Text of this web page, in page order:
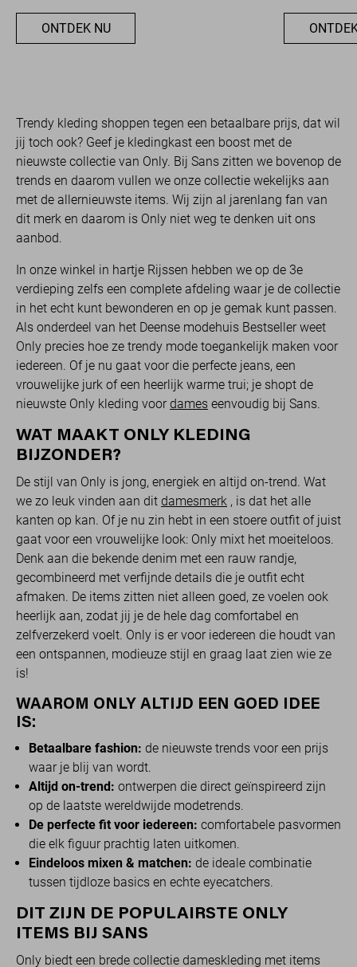
ONTDEK NU
Trendy kleding shoppen tegen een betaalbare prijs, dat wil
jij toch ook? Geef je kledingkast een boost met de
nieuwste collectie van Only. Bij Sans zitten we bovenop de
trends en daarom vullen we onze collectie wekelijks aan
met de allernieuwste items. Wij zijn al jarenlang fan van
dit merk en daarom is Only niet weg te denken uit ons
aanbod.
In onze winkel in hartje Rijssen hebben we op de 3e
verdieping zelfs een complete afdeling waar je de collectie
in het echt kunt bewonderen en op je gemak kunt passen.
Als onderdeel van het Deense modehuis Bestseller weet
Only precies hoe ze trendy mode toegankelijk maken voor
iedereen. Of je nu gaat voor die perfecte jeans, een
vrouwelijke jurk of een heerlijk warme trui; je shopt de
nieuwste Only kleding voor dames eenvoudig bij Sans.
WAT MAAKT ONLY KLEDING
BIJZONDER?
De stijl van Only is jong, energiek en altijd on-trend. Wat
we zo leuk vinden aan dit damesmerk , is dat het alle
kanten op kan. Of je nu zin hebt in een stoere outfit of juist
gaat voor een vrouwelijke look: Only mixt het moeiteloos.
Denk aan die bekende denim met een rauw randje,
gecombineerd met verfijnde details die je outfit echt
afmaken. De items zitten niet alleen goed, ze voelen ook
heerlijk aan, zodat jij je de hele dag comfortabel en
zelfverzekerd voelt. Only is er voor iedereen die houdt van
een ontspannen, modieuze stijl en graag laat zien wie ze
is!
WAAROM ONLY ALTIJD EEN GOED IDEE
IS:
Betaalbare fashion: de nieuwste trends voor een prijs
waar je blij van wordt.
Altijd on-trend: ontwerpen die direct geïnspireerd zijn
op de laatste wereldwijde modetrends.
De perfecte fit voor iedereen: comfortabele pasvormen
die elk figuur prachtig laten uitkomen.
Eindeloos mixen & matchen: de ideale combinatie
tussen tijdloze basics en echte eyecatchers.
DIT ZIJN DE POPULAIRSTE ONLY
ITEMS BIJ SANS
Only biedt een brede collectie dameskleding met items